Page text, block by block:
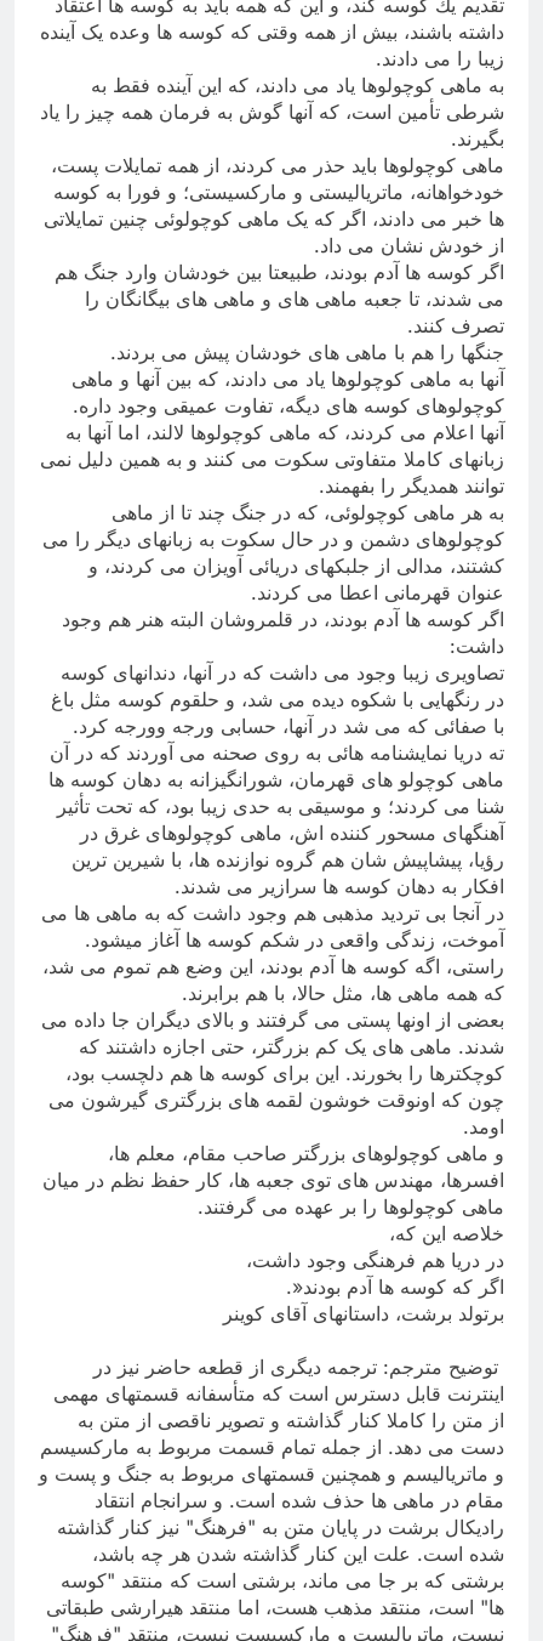
داشته باشند، بیش از همه وقتی که کوسه ها وعده یک آینده
زیبا را می دادند.
به ماهی کوچولوها یاد می دادند، که این آینده فقط به
شرطی تأمین است، که آنها گوش به فرمان همه چیز را یاد
بگیرند.
ماهی کوچولوها باید حذر می کردند، از همه تمایلات پست،
خودخواهانه، ماتریالیستی و مارکسیستی؛ و فورا به کوسه
ها خبر می دادند، اگر که یک ماهی کوچولوئی چنین تمایلاتی
از خودش نشان می داد.
اگر کوسه ها آدم بودند، طبیعتا بین خودشان وارد جنگ هم
می شدند، تا جعبه ماهی های و ماهی های بیگانگان را
تصرف کنند.
جنگها را هم با ماهی های خودشان پیش می بردند.
آنها به ماهی کوچولوها یاد می دادند، که بین آنها و ماهی
کوچولوهای کوسه های دیگه، تفاوت عمیقی وجود داره.
آنها اعلام می کردند، که ماهی کوچولوها لالند، اما آنها به
زبانهای کاملا متفاوتی سکوت می کنند و به همین دلیل نمی
توانند همدیگر را بفهمند.
به هر ماهی کوچولوئی، که در جنگ چند تا از ماهی
کوچولوهای دشمن و در حال سکوت به زبانهای دیگر را می
کشتند، مدالی از جلبکهای دریائی آویزان می کردند، و
عنوان قهرمانی اعطا می کردند.
اگر كوسه ها آدم بودند، در قلمروشان البته هنر هم وجود
داشت:
تصاویری زیبا وجود می داشت که در آنها، دندانهای كوسه
در رنگهایی با شکوه دیده می شد، و حلقوم کوسه مثل باغ
با صفائی که می شد در آنها، حسابی ورجه وورجه کرد.
ته دریا نمایشنامه هائی به روی صحنه می آوردند كه در آن
ماهی كوچولو های قهرمان، شورانگیزانه به دهان كوسه ها
شنا می کردند؛ و موسیقی به حدی زیبا بود، که تحت تأثیر
آهنگهای مسحور كننده اش، ماهی کوچولوهای غرق در
رؤیا، پیشاپیش شان هم گروه نوازنده ها، با شیرین ترین
افکار به دهان کوسه ها سرازیر می شدند.
در آنجا بی تردید مذهبی هم وجود داشت كه به ماهی ها می
آموخت، زندگی واقعی در شكم كوسه ها آغاز میشود.
راستی، اگه کوسه ها آدم بودند، این وضع هم تموم می شد،
که همه ماهی ها، مثل حالا، با هم برابرند.
بعضی از اونها پستی می گرفتند و بالای دیگران جا داده می
شدند. ماهی های یک کم بزرگتر، حتی اجازه داشتند که
کوچکترها را بخورند. این برای کوسه ها هم دلچسب بود،
چون که اونوقت خوشون لقمه های بزرگتری گیرشون می
اومد.
و ماهی کوچولوهای بزرگتر صاحب مقام، معلم ها،
افسرها، مهندس های توی جعبه ها، کار حفظ نظم در میان
ماهی کوچولوها را بر عهده می گرفتند.
خلاصه این که،
در دریا هم فرهنگی وجود داشت،
اگر که کوسه ها آدم بودند.»
برتولد برشت، داستانهای آقای کوینر
توضیح مترجم: ترجمه دیگری از قطعه حاضر نیز در
اینترنت قابل دسترس است که متأسفانه قسمتهای مهمی
از متن را کاملا کنار گذاشته و تصویر ناقصی از متن به
دست می دهد. از جمله تمام قسمت مربوط به مارکسیسم
و ماتریالیسم و همچنین قسمتهای مربوط به جنگ و پست و
مقام در ماهی ها حذف شده است. و سرانجام انتقاد
رادیکال برشت در پایان متن به "فرهنگ" نیز کنار گذاشته
شده است. علت این کنار گذاشته شدن هر چه باشد،
برشتی که بر جا می ماند، برشتی است که منتقد "کوسه
ها" است، منتقد مذهب هست، اما منتقد هیرارشی طبقاتی
نیست، ماتریالیست و مارکسیست نیست، منتقد "فرهنگ"